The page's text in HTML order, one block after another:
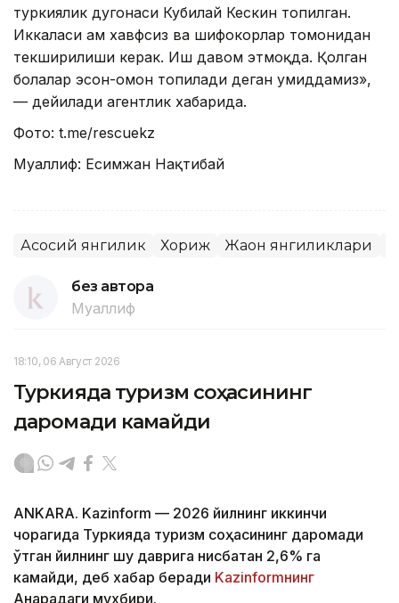
туркиялик дугонаси Кубилай Кескин топилган.
Иккаласи ҳам хавфсиз ва шифокорлар томонидан
текширилиши керак. Иш давом этмоқда. Қолган
болалар эсон-омон топилади деган умиддамиз»,
— дейилади агентлик хабарида.
Фото: t.me/rescuekz
Муаллиф: Есимжан Нақтибай
Асосий янгилик Хориж Жаҳон янгиликлари
без автора
Муаллиф
18:10, 06 Август 2026
Туркияда туризм соҳасининг
даромади камайди
ANKARA. Kazinform — 2026 йилнинг иккинчи
чорагида Туркияда туризм соҳасининг даромади
ўтган йилнинг шу даврига нисбатан 2,6% га
камайди, деб хабар беради Kazinformнинг
Анқарадаги мухбири.